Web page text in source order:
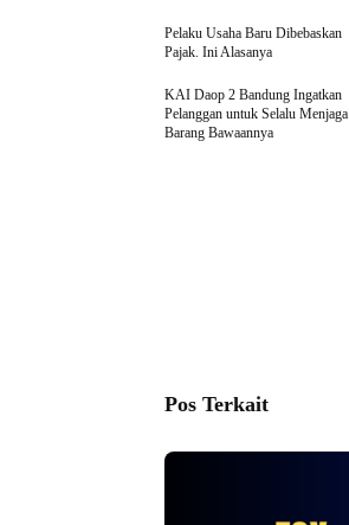
Pelaku Usaha Baru Dibebaskan
Pajak. Ini Alasanya
KAI Daop 2 Bandung Ingatkan
Pelanggan untuk Selalu Menjaga
Barang Bawaannya
Pos Terkait